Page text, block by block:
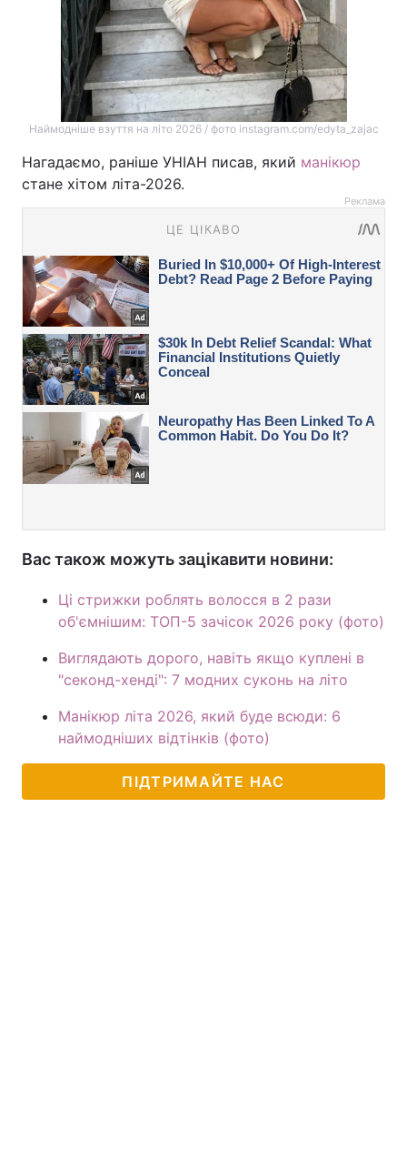
Наймодніше взуття на літо 2026 / фото instagram.com/edyta_zajac
Нагадаємо, раніше УНІАН писав, який манікюр
стане хітом літа-2026.
Реклама
Вас також можуть зацікавити новини:
Ці стрижки роблять волосся в 2 рази
об'ємнішим: ТОП-5 зачісок 2026 року (фото)
Виглядають дорого, навіть якщо куплені в
"секонд-хенді": 7 модних суконь на літо
Манікюр літа 2026, який буде всюди: 6
наймодніших відтінків (фото)
ПІДТРИМАЙТЕ НАС